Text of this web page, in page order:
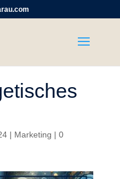
| Marketing | 0